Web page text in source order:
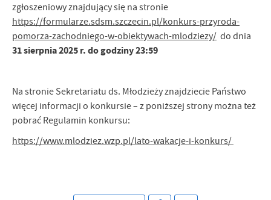
zgłoszeniowy znajdujący się na stronie
https://formularze.sdsm.szczecin.pl/konkurs-przyroda-
pomorza-zachodniego-w-obiektywach-mlodziezy/ do dnia
31 sierpnia 2025 r. do godziny 23:59
Na stronie Sekretariatu ds. Młodzieży znajdziecie Państwo
więcej informacji o konkursie – z poniższej strony można też
pobrać Regulamin konkursu:
https://www.mlodziez.wzp.pl/lato-wakacje-i-konkurs/